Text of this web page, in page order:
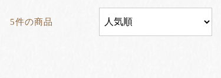
5件の商品